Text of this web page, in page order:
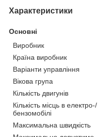
Характеристики
Основні
Виробник
Країна виробник
Варіанти управління
Вікова група
Кількість двигунів
Кількість місць в електро-/
бензомобілі
Максимальна швидкість